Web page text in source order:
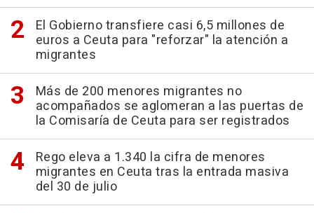
El Gobierno transfiere casi 6,5 millones de
euros a Ceuta para "reforzar" la atención a
migrantes
Más de 200 menores migrantes no
acompañados se aglomeran a las puertas de
la Comisaría de Ceuta para ser registrados
Rego eleva a 1.340 la cifra de menores
migrantes en Ceuta tras la entrada masiva
del 30 de julio